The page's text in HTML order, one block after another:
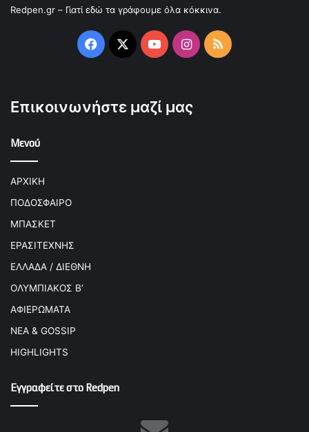
Redpen.gr – Γιατί εδώ τα γράφουμε όλα κόκκινα.
Facebook
X YouTubeInstagram
RSS
Επικοινωνήστε μαζί μας
Μενού
ΑΡΧΙΚΗ
ΠΟΔΟΣΦΑΙΡΟ
ΜΠΑΣΚΕΤ
ΕΡΑΣΙΤΕΧΝΗΣ
ΕΛΛΑΔΑ / ΔΙΕΘΝΗ
ΟΛΥΜΠΙΑΚΟΣ Β’
ΑΦΙΕΡΩΜΑΤΑ
ΝΕΑ & GOSSIP
HIGHLIGHTS
Εγγραφείτε στο Redpen